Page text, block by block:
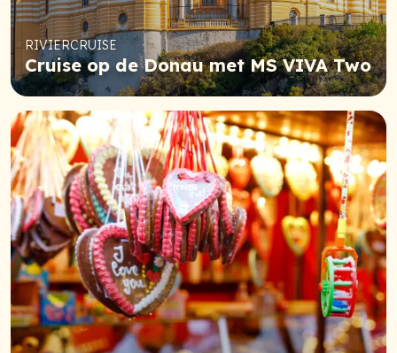
RIVIERCRUISE
Cruise op de Donau met MS VIVA Two